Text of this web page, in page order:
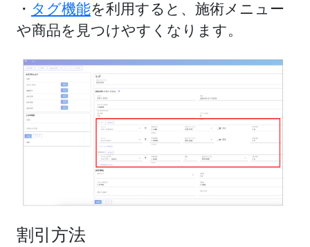
・ タグ機能を利用すると、施術メニュー
や商品を見つけやすくなります。
割引方法